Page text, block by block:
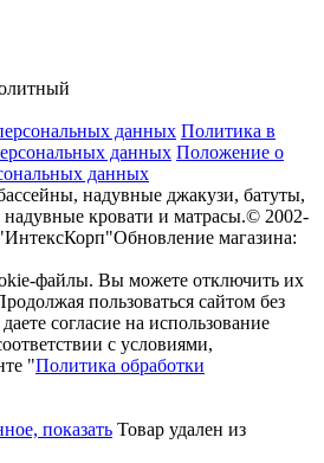
данных Политика в
данных Положение о
данных
надувные джакузи, батуты,
кровати и матрасы.© 2002-
Обновление магазина:
файлы. Вы можете отключить их
пользоваться сайтом без
согласие на использование
с условиями,
"Политика обработки
показать Товар удален из